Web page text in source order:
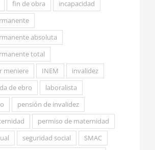
fin de obra
incapacidad
absoluta
total
meniere
INEM
invalidez
de ebro
laboralista
pensión de invalidez
permiso de maternidad
seguridad social
SMAC